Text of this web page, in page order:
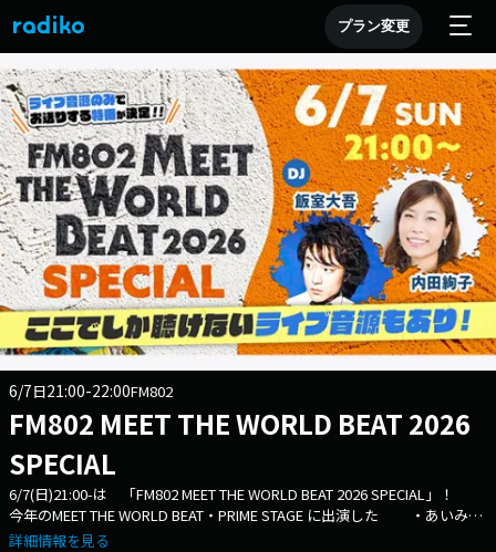
プラン変更
6/7日21:00-22:00FM802
FM802 MEET THE WORLD BEAT 2026
SPECIAL
6/7(日)21:00-は 「FM802 MEET THE WORLD BEAT 2026 SPECIAL」！
今年のMEET THE WORLD BEAT・PRIME STAGE に出演した ・あいみょ
ん ・HY ・DISH// ・Bialystocks ・BE:FIRST ・マカロニえんぴ
詳細情報を見る